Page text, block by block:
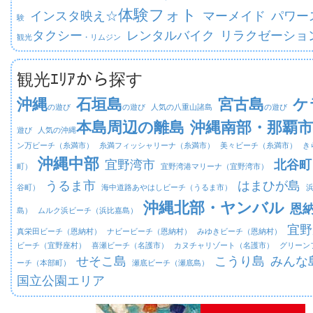
験 インスタ映え☆体験フォト マーメイド パワー
観光タクシー ・リムジン レンタルバイク リラクゼーショ
観光ｴﾘｱから探す
沖縄の遊び 石垣島の遊び 人気の八重山諸島 宮古島の遊び ケ
遊び 人気の沖縄本島周辺の離島 沖縄南部・那覇市
ン万ビーチ（糸満市） 糸満フィッシャリーナ（糸満市） 美々ビーチ（糸満市） き
町） 沖縄中部 宜野湾市 宜野湾港マリーナ（宜野湾市） 北谷町
谷町） うるま市 海中道路あやはしビーチ（うるま市） はまひが島
島） ムルク浜ビーチ（浜比嘉島） 沖縄北部・ヤンバル 恩
真栄田ビーチ（恩納村） ナビービーチ（恩納村） みゆきビーチ（恩納村） 宜
ビーチ（宜野座村） 喜瀬ビーチ（名護市） カヌチャリゾート（名護市） グリーン
ーチ（本部町） せそこ島 瀬底ビーチ（瀬底島） こうり島 みんな
国立公園エリア